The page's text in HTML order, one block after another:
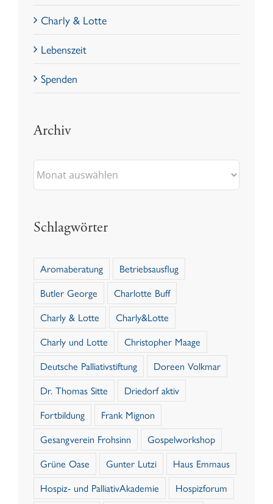
Charly & Lotte
Lebenszeit
Spenden
Archiv
Schlagwörter
Aromaberatung
Betriebsausflug
Butler George
Charlotte Buff
Charly & Lotte
Charly&Lotte
Charly und Lotte
Christopher Maage
Deutsche Palliativstiftung
Doreen Volkmar
Dr. Thomas Sitte
Driedorf aktiv
Fortbildung
Frank Mignon
Gesangverein Frohsinn
Gospelworkshop
Grüne Oase
Gunter Lutzi
Haus Emmaus
Hospiz- und PalliativAkademie
Hospizforum